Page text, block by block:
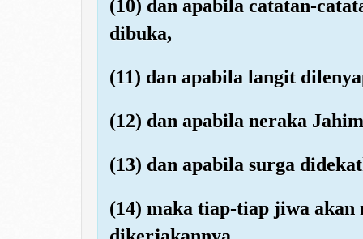
(10) dan apabila catatan-
dibuka,
(11) dan apabila langit
(12) dan apabila neraka
(13) dan apabila surga
(14) maka tiap-tiap jiwa akan